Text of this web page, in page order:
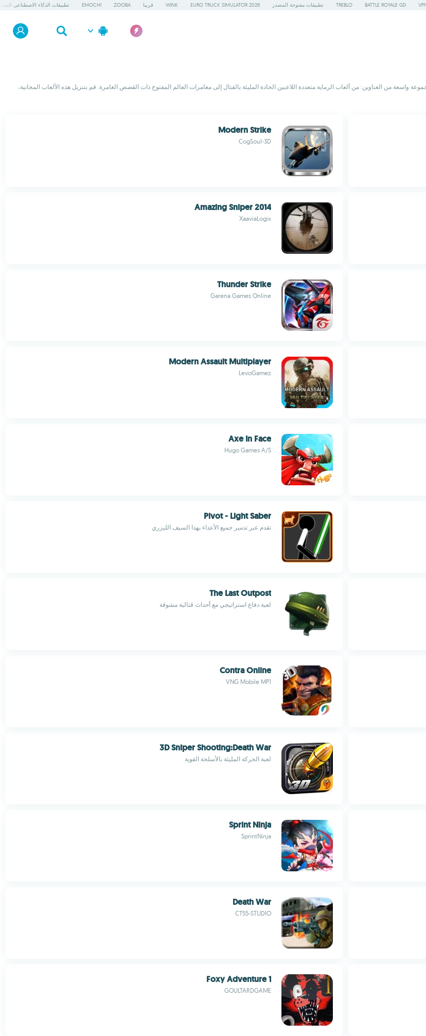
BATTLE ROYALE GD
TREBLO تطبيقات مفتوحة المصدر EURO TRUCK SIMULATOR 2026
WINK قريبا ZOOBA
EMOCHI تطبيقات الذكاء الاصطناعي
واسعة من العناوين: من ألعاب الرماية متعددة اللاعبين الحادة المليئة بالقتال إلى مغامرات العالم المفتوح ذات القصص الغامرة. قم بتنزيل هذه الألعاب المجانية،
Modern Strike
CogSoul-3D
Amazing Sniper 2014
XaaviaLogix
Thunder Strike
Garena Games Online
Modern Assault Multiplayer
LevoGamez
Axe In Face
Hugo Games A/S
Pivot - Light Saber
تقدم عبر تدمير جميع الأعداء بهذا السيف الليزري
The Last Outpost
لعبة دفاع استراتيجي مع أحداث قتالية مشوقة
Contra Online
VNG Mobile MP1
3D Sniper Shooting:Death War
لعبة الحركة المليئة بالأسلحة القوية
Sprint Ninja
SprintNinja
Death War
CT55-STUDIO
Foxy Adventure 1
GOULTARDGAME